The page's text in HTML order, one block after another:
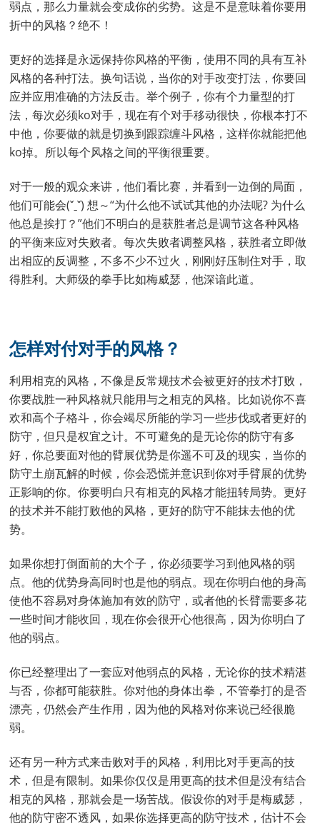
弱点，那么力量就会变成你的劣势。这是不是意味着你要用
折中的风格？绝不！
更好的选择是永远保持你风格的平衡，使用不同的具有互补
风格的各种打法。换句话说，当你的对手改变打法，你要回
应并应用准确的方法反击。举个例子，你有个力量型的打
法，每次必须ko对手，现在有个对手移动很快，你根本打不
中他，你要做的就是切换到跟踪缠斗风格，这样你就能把他
ko掉。所以每个风格之间的平衡很重要。
对于一般的观众来讲，他们看比赛，并看到一边倒的局面，
他们可能会(ˇˍˇ) 想～“为什么他不试试其他的办法呢? 为什么
他总是挨打？”他们不明白的是获胜者总是调节这各种风格
的平衡来应对失败者。每次失败者调整风格，获胜者立即做
出相应的反调整，不多不少不过火，刚刚好压制住对手，取
得胜利。大师级的拳手比如梅威瑟，他深谙此道。
怎样对付对手的风格？
利用相克的风格，不像是反常规技术会被更好的技术打败，
你要战胜一种风格就只能用与之相克的风格。比如说你不喜
欢和高个子格斗，你会竭尽所能的学习一些步伐或者更好的
防守，但只是权宜之计。不可避免的是无论你的防守有多
好，你总要面对他的臂展优势是你遥不可及的现实，当你的
防守土崩瓦解的时候，你会恐慌并意识到你对手臂展的优势
正影响的你。你要明白只有相克的风格才能扭转局势。更好
的技术并不能打败他的风格，更好的防守不能抹去他的优
势。
如果你想打倒面前的大个子，你必须要学习到他风格的弱
点。他的优势身高同时也是他的弱点。现在你明白他的身高
使他不容易对身体施加有效的防守，或者他的长臂需要多花
一些时间才能收回，现在你会很开心他很高，因为你明白了
他的弱点。
你已经整理出了一套应对他弱点的风格，无论你的技术精湛
与否，你都可能获胜。你对他的身体出拳，不管拳打的是否
漂亮，仍然会产生作用，因为他的风格对你来说已经很脆
弱。
还有另一种方式来击败对手的风格，利用比对手更高的技
术，但是有限制。如果你仅仅是用更高的技术但是没有结合
相克的风格，那就会是一场苦战。假设你的对手是梅威瑟，
他的防守密不透风，如果你选择更高的防守技术，估计不会